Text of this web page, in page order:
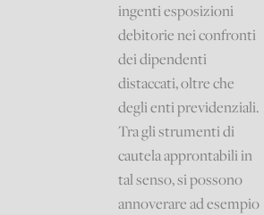
ingenti esposizioni
debitorie nei confronti
dei dipendenti
distaccati, oltre che
degli enti previdenziali.
Tra gli strumenti di
cautela approntabili in
tal senso, si possono
annoverare ad esempio